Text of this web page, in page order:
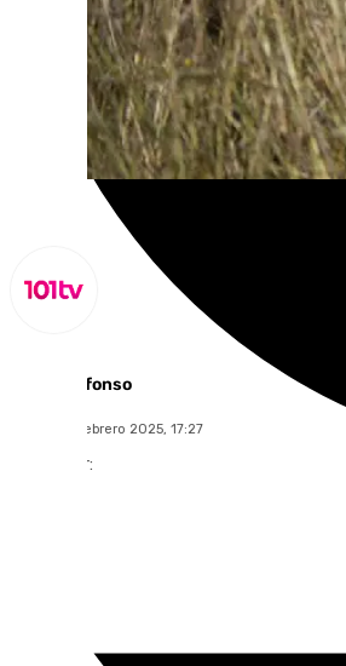
Miguel Alfonso
martes, 11 febrero 2025, 17:27
Compartir: